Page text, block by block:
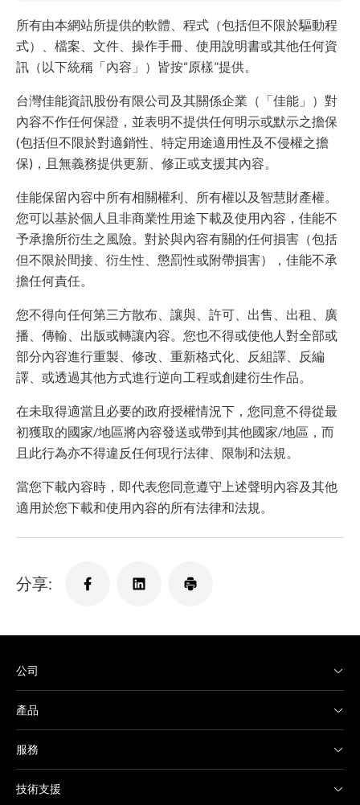
所有由本網站所提供的軟體、程式（包括但不限於驅動程
式）、檔案、文件、操作手冊、使用說明書或其他任何資
訊（以下統稱「內容」）皆按“原樣”提供。
台灣佳能資訊股份有限公司及其關係企業（「佳能」）對
內容不作任何保證，並表明不提供任何明示或默示之擔保
(包括但不限於對適銷性、特定用途適用性及不侵權之擔
保)，且無義務提供更新、修正或支援其內容。
佳能保留內容中所有相關權利、所有權以及智慧財產權。
您可以基於個人且非商業性用途下載及使用內容，佳能不
予承擔所衍生之風險。對於與內容有關的任何損害（包括
但不限於間接、衍生性、懲罰性或附帶損害），佳能不承
擔任何責任。
您不得向任何第三方散布、讓與、許可、出售、出租、廣
播、傳輸、出版或轉讓內容。您也不得或使他人對全部或
部分內容進行重製、修改、重新格式化、反組譯、反編
譯、或透過其他方式進行逆向工程或創建衍生作品。
在未取得適當且必要的政府授權情況下，您同意不得從最
初獲取的國家/地區將內容發送或帶到其他國家/地區，而
且此行為亦不得違反任何現行法律、限制和法規。
當您下載內容時，即代表您同意遵守上述聲明內容及其他
適用於您下載和使用內容的所有法律和法規。
分享:
公司
產品
服務
技術支援